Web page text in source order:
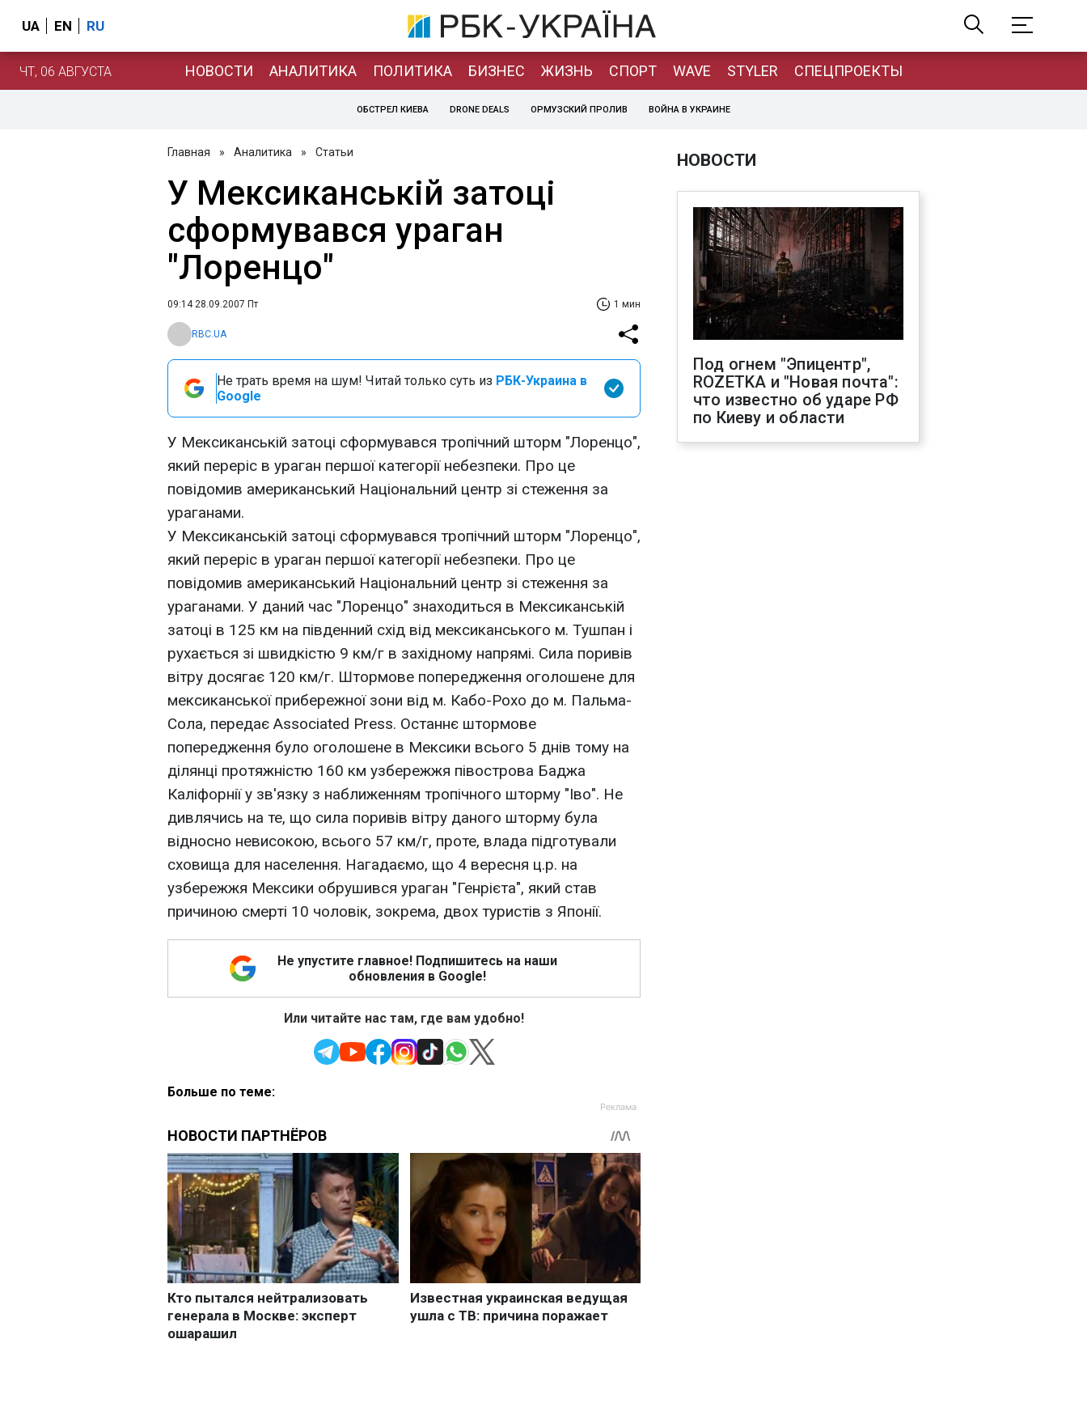
UA EN RU
ЧТ, 06 АВГУСТА НОВОСТИ АНАЛИТИКА ПОЛИТИКА БИЗНЕС ЖИЗНЬ СПОРТ WAVE STYLER СПЕЦПРОЕКТЫ
ОБСТРЕЛ КИЕВА DRONE DEALS ОРМУЗСКИЙ ПРОЛИВ ВОЙНА В УКРАИНЕ
Главная » Аналитика » Статьи
У Мексиканській затоці
сформувався ураган
"Лоренцо"
09:14 28.09.2007 Пт 1 мин
RBC.UA
Не трать время на шум! Читай только суть из РБК-Украина в
Google
У Мексиканській затоці сформувався тропічний шторм "Лоренцо",
який переріс в ураган першої категорії небезпеки. Про це
повідомив американський Національний центр зі стеження за
ураганами.
У Мексиканській затоці сформувався тропічний шторм "Лоренцо",
який переріс в ураган першої категорії небезпеки. Про це
повідомив американський Національний центр зі стеження за
ураганами. У даний час "Лоренцо" знаходиться в Мексиканській
затоці в 125 км на південний схід від мексиканського м. Тушпан і
рухається зі швидкістю 9 км/г в західному напрямі. Сила поривів
вітру досягає 120 км/г. Штормове попередження оголошене для
мексиканської прибережної зони від м. Кабо-Рохо до м. Пальма-
Сола, передає Associated Press. Останнє штормове
попередження було оголошене в Мексики всього 5 днів тому на
ділянці протяжністю 160 км узбережжя півострова Баджа
Каліфорнії у зв'язку з наближенням тропічного шторму "Іво". Не
дивлячись на те, що сила поривів вітру даного шторму була
відносно невисокою, всього 57 км/г, проте, влада підготували
сховища для населення. Нагадаємо, що 4 вересня ц.р. на
узбережжя Мексики обрушився ураган "Генрієта", який став
причиною смерті 10 чоловік, зокрема, двох туристів з Японії.
Не упустите главное! Подпишитесь на наши
обновления в Google!
Или читайте нас там, где вам удобно!
Больше по теме:
НОВОСТИ
Под огнем "Эпицентр",
ROZETKA и "Новая почта":
что известно об ударе РФ
по Киеву и области